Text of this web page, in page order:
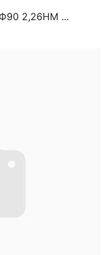
2,26НМ ...